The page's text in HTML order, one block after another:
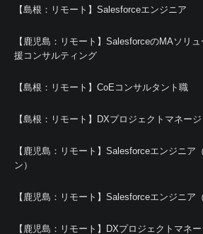
【島根：リモート】Salesforceエンジニア
【鹿児島：リモート】SalesforceのMAソリ
援コンサルティング
【島根：リモート】CoEコンサルタント職
【島根：リモート】DXプロジェクトマネー
【鹿児島：リモート】Salesforceエンジニア
ン）
【鹿児島：リモート】Salesforceエンジニア
【鹿児島：リモート】DXプロジェクトマネ